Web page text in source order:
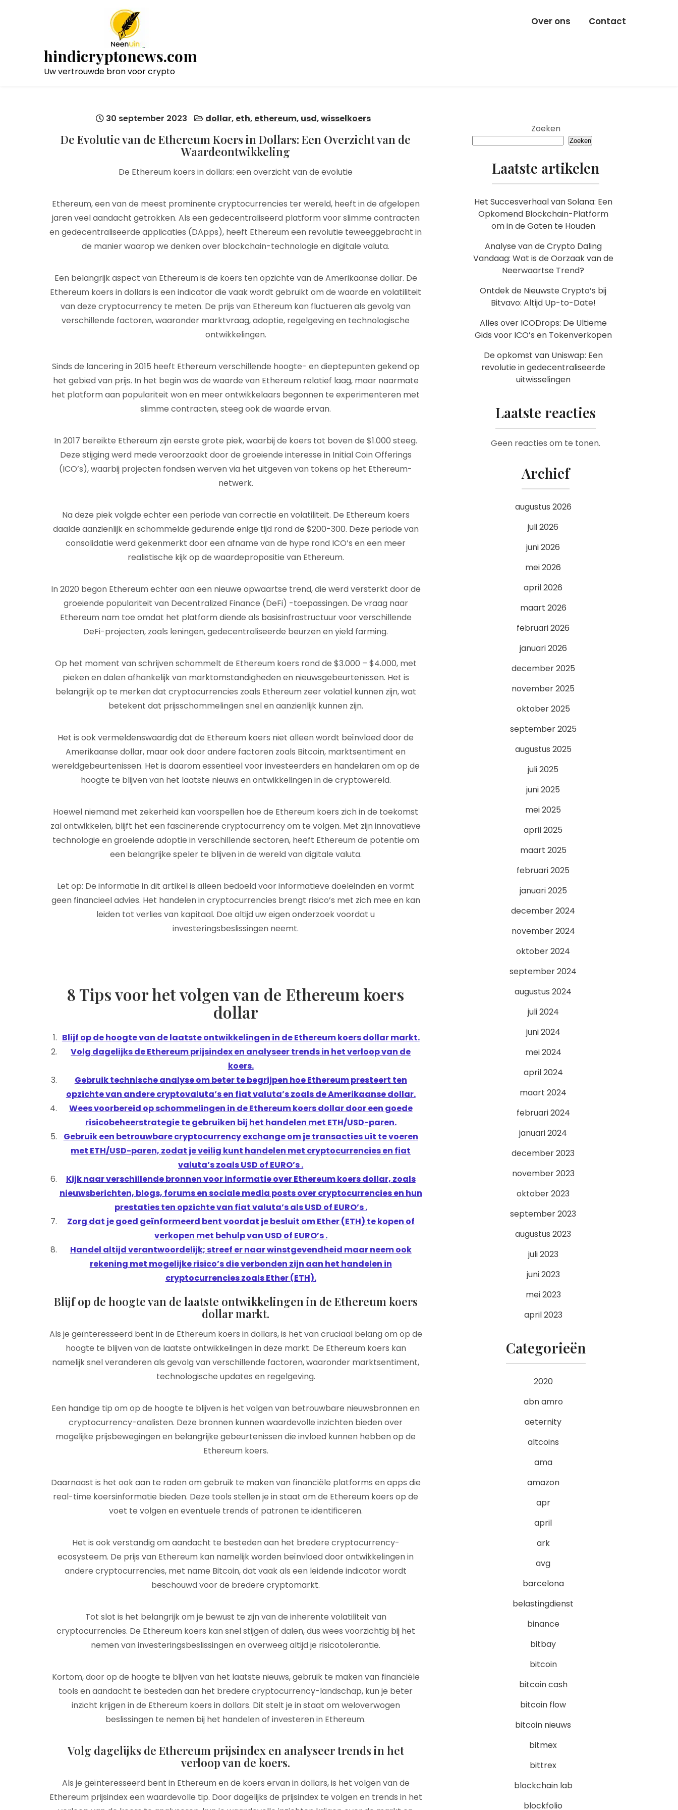
hindicryptonews.com
Uw vertrouwde bron voor crypto
Over ons Contact
30 september 2023 dollar, eth, ethereum, usd,wisselkoers
De Evolutie van de Ethereum Koers in Dollars: Een Overzicht van de
Waardeontwikkeling
De Ethereum koers in dollars: een overzicht van de evolutie
Ethereum, een van de meest prominente cryptocurrencies ter wereld, heeft in de afgelopen
jaren veel aandacht getrokken. Als een gedecentraliseerd platform voor slimme contracten
en gedecentraliseerde applicaties (DApps), heeft Ethereum een revolutie teweeggebracht in
de manier waarop we denken over blockchain-technologie en digitale valuta.
Een belangrijk aspect van Ethereum is de koers ten opzichte van de Amerikaanse dollar. De
Ethereum koers in dollars is een indicator die vaak wordt gebruikt om de waarde en volatiliteit
van deze cryptocurrency te meten. De prijs van Ethereum kan fluctueren als gevolg van
verschillende factoren, waaronder marktvraag, adoptie, regelgeving en technologische
ontwikkelingen.
Sinds de lancering in 2015 heeft Ethereum verschillende hoogte- en dieptepunten gekend op
het gebied van prijs. In het begin was de waarde van Ethereum relatief laag, maar naarmate
het platform aan populariteit won en meer ontwikkelaars begonnen te experimenteren met
slimme contracten, steeg ook de waarde ervan.
In 2017 bereikte Ethereum zijn eerste grote piek, waarbij de koers tot boven de $1.000 steeg.
Deze stijging werd mede veroorzaakt door de groeiende interesse in Initial Coin Offerings
(ICO’s), waarbij projecten fondsen werven via het uitgeven van tokens op het Ethereum-
netwerk.
Na deze piek volgde echter een periode van correctie en volatiliteit. De Ethereum koers
daalde aanzienlijk en schommelde gedurende enige tijd rond de $200-300. Deze periode van
consolidatie werd gekenmerkt door een afname van de hype rond ICO’s en een meer
realistische kijk op de waardepropositie van Ethereum.
In 2020 begon Ethereum echter aan een nieuwe opwaartse trend, die werd versterkt door de
groeiende populariteit van Decentralized Finance (DeFi) -toepassingen. De vraag naar
Ethereum nam toe omdat het platform diende als basisinfrastructuur voor verschillende
DeFi-projecten, zoals leningen, gedecentraliseerde beurzen en yield farming.
Op het moment van schrijven schommelt de Ethereum koers rond de $3.000 – $4.000, met
pieken en dalen afhankelijk van marktomstandigheden en nieuwsgebeurtenissen. Het is
belangrijk op te merken dat cryptocurrencies zoals Ethereum zeer volatiel kunnen zijn, wat
betekent dat prijsschommelingen snel en aanzienlijk kunnen zijn.
Het is ook vermeldenswaardig dat de Ethereum koers niet alleen wordt beïnvloed door de
Amerikaanse dollar, maar ook door andere factoren zoals Bitcoin, marktsentiment en
wereldgebeurtenissen. Het is daarom essentieel voor investeerders en handelaren om op de
hoogte te blijven van het laatste nieuws en ontwikkelingen in de cryptowereld.
Hoewel niemand met zekerheid kan voorspellen hoe de Ethereum koers zich in de toekomst
zal ontwikkelen, blijft het een fascinerende cryptocurrency om te volgen. Met zijn innovatieve
technologie en groeiende adoptie in verschillende sectoren, heeft Ethereum de potentie om
een belangrijke speler te blijven in de wereld van digitale valuta.
Let op: De informatie in dit artikel is alleen bedoeld voor informatieve doeleinden en vormt
geen financieel advies. Het handelen in cryptocurrencies brengt risico’s met zich mee en kan
leiden tot verlies van kapitaal. Doe altijd uw eigen onderzoek voordat u
investeringsbeslissingen neemt.
8 Tips voor het volgen van de Ethereum koers
dollar
Blijf op de hoogte van de laatste ontwikkelingen in de Ethereum koers dollar markt.
Volg dagelijks de Ethereum prijsindex en analyseer trends in het verloop van de
koers.
Gebruik technische analyse om beter te begrijpen hoe Ethereum presteert ten
opzichte van andere cryptovaluta’s en fiat valuta’s zoals de Amerikaanse dollar.
Wees voorbereid op schommelingen in de Ethereum koers dollar door een goede
risicobeheerstrategie te gebruiken bij het handelen met ETH/USD-paren.
Gebruik een betrouwbare cryptocurrency exchange om je transacties uit te voeren
met ETH/USD-paren, zodat je veilig kunt handelen met cryptocurrencies en fiat
valuta’s zoals USD of EURO’s .
Kijk naar verschillende bronnen voor informatie over Ethereum koers dollar, zoals
nieuwsberichten, blogs, forums en sociale media posts over cryptocurrencies en hun
prestaties ten opzichte van fiat valuta’s als USD of EURO’s .
Zorg dat je goed geïnformeerd bent voordat je besluit om Ether (ETH) te kopen of
verkopen met behulp van USD of EURO’s .
Handel altijd verantwoordelijk; streef er naar winstgevendheid maar neem ook
rekening met mogelijke risico’s die verbonden zijn aan het handelen in
cryptocurrencies zoals Ether (ETH).
Blijf op de hoogte van de laatste ontwikkelingen in de Ethereum koers
dollar markt.
Als je geïnteresseerd bent in de Ethereum koers in dollars, is het van cruciaal belang om op de
hoogte te blijven van de laatste ontwikkelingen in deze markt. De Ethereum koers kan
namelijk snel veranderen als gevolg van verschillende factoren, waaronder marktsentiment,
technologische updates en regelgeving.
Een handige tip om op de hoogte te blijven is het volgen van betrouwbare nieuwsbronnen en
cryptocurrency-analisten. Deze bronnen kunnen waardevolle inzichten bieden over
mogelijke prijsbewegingen en belangrijke gebeurtenissen die invloed kunnen hebben op de
Ethereum koers.
Daarnaast is het ook aan te raden om gebruik te maken van financiële platforms en apps die
real-time koersinformatie bieden. Deze tools stellen je in staat om de Ethereum koers op de
voet te volgen en eventuele trends of patronen te identificeren.
Het is ook verstandig om aandacht te besteden aan het bredere cryptocurrency-
ecosysteem. De prijs van Ethereum kan namelijk worden beïnvloed door ontwikkelingen in
andere cryptocurrencies, met name Bitcoin, dat vaak als een leidende indicator wordt
beschouwd voor de bredere cryptomarkt.
Tot slot is het belangrijk om je bewust te zijn van de inherente volatiliteit van
cryptocurrencies. De Ethereum koers kan snel stijgen of dalen, dus wees voorzichtig bij het
nemen van investeringsbeslissingen en overweeg altijd je risicotolerantie.
Kortom, door op de hoogte te blijven van het laatste nieuws, gebruik te maken van financiële
tools en aandacht te besteden aan het bredere cryptocurrency-landschap, kun je beter
inzicht krijgen in de Ethereum koers in dollars. Dit stelt je in staat om weloverwogen
beslissingen te nemen bij het handelen of investeren in Ethereum.
Volg dagelijks de Ethereum prijsindex en analyseer trends in het
verloop van de koers.
Als je geïnteresseerd bent in Ethereum en de koers ervan in dollars, is het volgen van de
Ethereum prijsindex een waardevolle tip. Door dagelijks de prijsindex te volgen en trends in het
Zoeken
Zoeken
Laatste artikelen
Het Succesverhaal van Solana: Een
Opkomend Blockchain-Platform
om in de Gaten te Houden
Analyse van de Crypto Daling
Vandaag: Wat is de Oorzaak van de
Neerwaartse Trend?
Ontdek de Nieuwste Crypto’s bij
Bitvavo: Altijd Up-to-Date!
Alles over ICODrops: De Ultieme
Gids voor ICO’s en Tokenverkopen
De opkomst van Uniswap: Een
revolutie in gedecentraliseerde
uitwisselingen
Laatste reacties
Geen reacties om te tonen.
Archief
augustus 2026
juli 2026
juni 2026
mei 2026
april 2026
maart 2026
februari 2026
januari 2026
december 2025
november 2025
oktober 2025
september 2025
augustus 2025
juli 2025
juni 2025
mei 2025
april 2025
maart 2025
februari 2025
januari 2025
december 2024
november 2024
oktober 2024
september 2024
augustus 2024
juli 2024
juni 2024
mei 2024
april 2024
maart 2024
februari 2024
januari 2024
december 2023
november 2023
oktober 2023
september 2023
augustus 2023
juli 2023
juni 2023
mei 2023
april 2023
Categorieën
2020
abn amro
aeternity
altcoins
ama
amazon
apr
april
ark
avg
barcelona
belastingdienst
binance
bitbay
bitcoin
bitcoin cash
bitcoin flow
bitcoin nieuws
bitmex
bittrex
blockchain lab
blockfolio